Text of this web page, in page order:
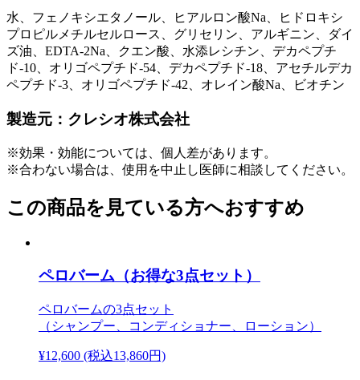
水、フェノキシエタノール、ヒアルロン酸Na、ヒドロキシ
プロピルメチルセルロース、グリセリン、アルギニン、ダイ
ズ油、EDTA-2Na、クエン酸、水添レシチン、デカペプチ
ド-10、オリゴペプチド-54、デカペプチド-18、アセチルデカ
ペプチド-3、オリゴペプチド-42、オレイン酸Na、ビオチン
製造元：クレシオ株式会社
※効果・効能については、個人差があります。
※合わない場合は、使用を中止し医師に相談してください。
この商品を見ている方へおすすめ
ペロバーム（お得な3点セット）
ペロバームの3点セット
（シャンプー、コンディショナー、ローション）
¥12,600 (税込13,860円)